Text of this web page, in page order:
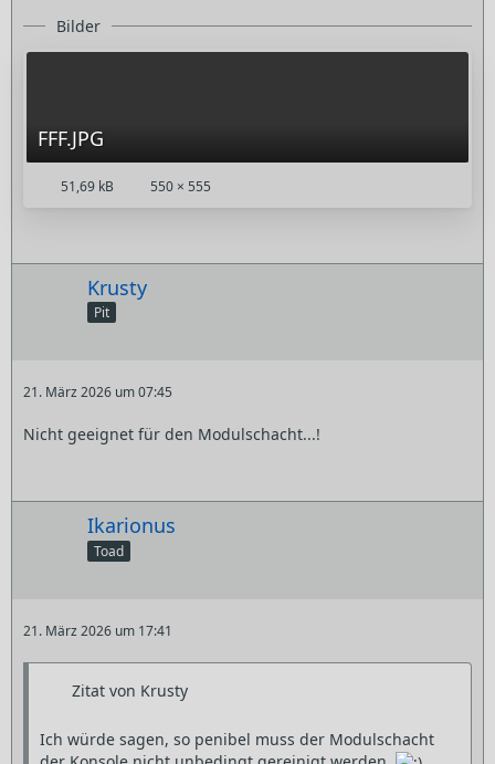
Bilder
FFF.JPG
51,69 kB 550 × 555
Krusty
Pit
21. März 2026 um 07:45
Nicht geeignet für den Modulschacht...!
Ikarionus
Toad
21. März 2026 um 17:41
Zitat von Krusty
Ich würde sagen, so penibel muss der Modulschacht